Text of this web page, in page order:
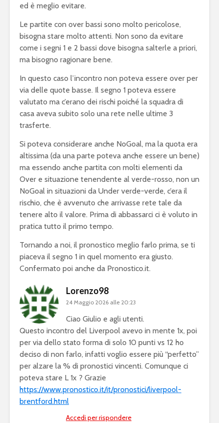
ed è meglio evitare.
Le partite con over bassi sono molto pericolose,
bisogna stare molto attenti. Non sono da evitare
come i segni 1 e 2 bassi dove bisogna salterle a priori,
ma bisogno ragionare bene.
In questo caso l’incontro non poteva essere over per
via delle quote basse. Il segno 1 poteva essere
valutato ma c’erano dei rischi poiché la squadra di
casa aveva subito solo una rete nelle ultime 3
trasferte.
Si poteva considerare anche NoGoal, ma la quota era
altissima (da una parte poteva anche essere un bene)
ma essendo anche partita con molti elementi da
Over e situazione tenendente al verde-rosso, non un
NoGoal in situazioni da Under verde-verde, c’era il
rischio, che è avvenuto che arrivasse rete tale da
tenere alto il valore. Prima di abbassarci ci è voluto in
pratica tutto il primo tempo.
Tornando a noi, il pronostico meglio farlo prima, se ti
piaceva il segno 1 in quel momento era giusto.
Confermato poi anche da Pronostico.it.
Lorenzo98
24 Maggio 2026 alle 20:23
Ciao Giulio e agli utenti.
Questo incontro del Liverpool avevo in mente 1x, poi
per via dello stato forma di solo 10 punti vs 12 ho
deciso di non farlo, infatti voglio essere più “perfetto”
per alzare la % di pronostici vincenti. Comunque ci
poteva stare L 1x ? Grazie
https://www.pronostico.it/it/pronostici/liverpool-
brentford.html
Accedi per rispondere